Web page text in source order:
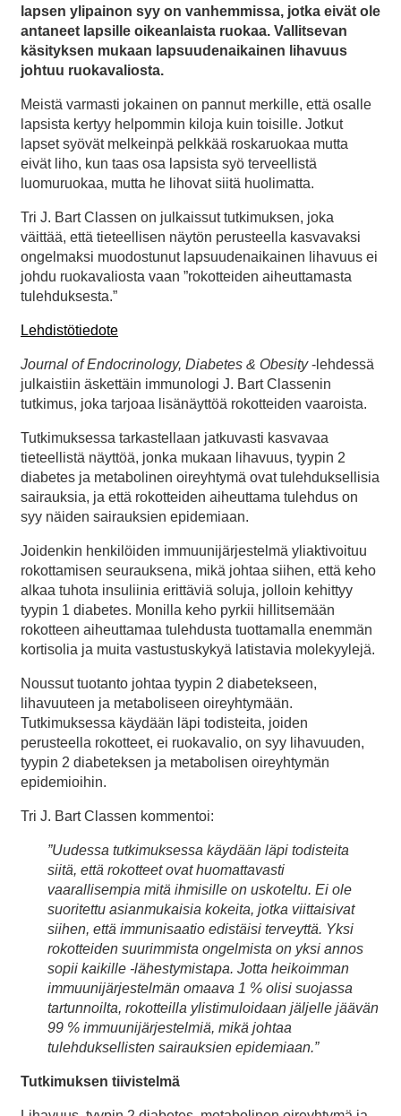
lapsen ylipainon syy on vanhemmissa, jotka eivät ole
antaneet lapsille oikeanlaista ruokaa. Vallitsevan
käsityksen mukaan lapsuudenaikainen lihavuus
johtuu ruokavaliosta.
Meistä varmasti jokainen on pannut merkille, että osalle
lapsista kertyy helpommin kiloja kuin toisille. Jotkut
lapset syövät melkeinpä pelkkää roskaruokaa mutta
eivät liho, kun taas osa lapsista syö terveellistä
luomuruokaa, mutta he lihovat siitä huolimatta.
Tri J. Bart Classen on julkaissut tutkimuksen, joka
väittää, että tieteellisen näytön perusteella kasvavaksi
ongelmaksi muodostunut lapsuudenaikainen lihavuus ei
johdu ruokavaliosta vaan ”rokotteiden aiheuttamasta
tulehduksesta.”
Lehdistötiedote
Journal of Endocrinology, Diabetes & Obesity-lehdessä
julkaistiin äskettäin immunologi J. Bart Classenin
tutkimus, joka tarjoaa lisänäyttöä rokotteiden vaaroista.
Tutkimuksessa tarkastellaan jatkuvasti kasvavaa
tieteellistä näyttöä, jonka mukaan lihavuus, tyypin 2
diabetes ja metabolinen oireyhtymä ovat tulehduksellisia
sairauksia, ja että rokotteiden aiheuttama tulehdus on
syy näiden sairauksien epidemiaan.
Joidenkin henkilöiden immuunijärjestelmä yliaktivoituu
rokottamisen seurauksena, mikä johtaa siihen, että keho
alkaa tuhota insuliinia erittäviä soluja, jolloin kehittyy
tyypin 1 diabetes. Monilla keho pyrkii hillitsemään
rokotteen aiheuttamaa tulehdusta tuottamalla enemmän
kortisolia ja muita vastustuskykyä latistavia molekyylejä.
Noussut tuotanto johtaa tyypin 2 diabetekseen,
lihavuuteen ja metaboliseen oireyhtymään.
Tutkimuksessa käydään läpi todisteita, joiden
perusteella rokotteet, ei ruokavalio, on syy lihavuuden,
tyypin 2 diabeteksen ja metabolisen oireyhtymän
epidemioihin.
Tri J. Bart Classen kommentoi:
”Uudessa tutkimuksessa käydään läpi todisteita
siitä, että rokotteet ovat huomattavasti
vaarallisempia mitä ihmisille on uskoteltu. Ei ole
suoritettu asianmukaisia kokeita, jotka viittaisivat
siihen, että immunisaatio edistäisi terveyttä. Yksi
rokotteiden suurimmista ongelmista on yksi annos
sopii kaikille -lähestymistapa. Jotta heikoimman
immuunijärjestelmän omaava 1 % olisi suojassa
tartunnoilta, rokotteilla ylistimuloidaan jäljelle jäävän
99 % immuunijärjestelmiä, mikä johtaa
tulehduksellisten sairauksien epidemiaan.”
Tutkimuksen tiivistelmä